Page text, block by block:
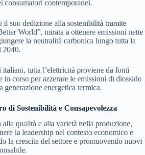
consumatori contemporanei.
il suo dedizione alla sostenibilità tramite
World”, mirata a ottenere emissioni nette
la neutralità carbonica lungo tutta la
2040.
tutta l’elettricità proviene da fonti
corso per azzerare le emissioni di diossido
generazione energetica termica.
di Sostenibilità e Consapevolezza
qualità e alla varietà nella produzione,
la leadership nel contesto economico e
la crescita del settore e promuovendo nuovi